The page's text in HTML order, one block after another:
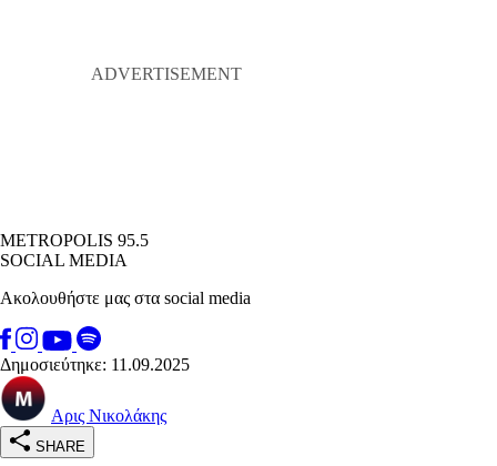
METROPOLIS 95.5
SOCIAL MEDIA
Ακολουθήστε μας στα social media
Δημοσιεύτηκε: 11.09.2025
Αρις Νικολάκης
SHARE